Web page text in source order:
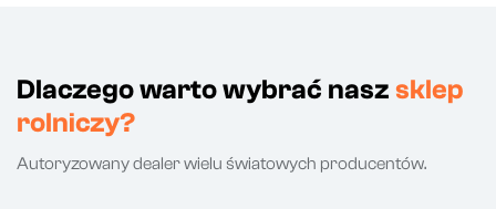
Dlaczego warto wybrać nasz sklep
rolniczy?
Autoryzowany dealer wielu światowych producentów.